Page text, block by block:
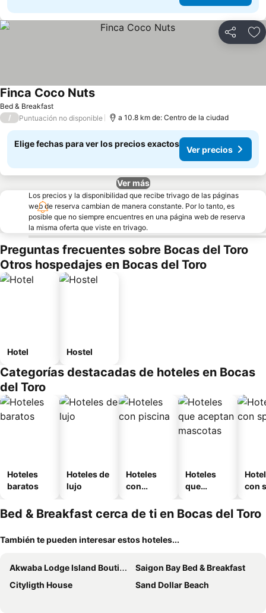
Compartir
Bed & Breakfast
Finca Coco NutsVer precios
/ Puntuación no disponible a 10.8 km de: Centro de la ciudad
Elige fechas para ver los precios exactos
Ver precios
Ver más
Los precios y la disponibilidad que recibe trivago de las páginas
web de reserva cambian de manera constante. Por lo tanto, es
posible que no siempre encuentres en una página web de reserva
la misma oferta que viste en trivago.
Preguntas frecuentes sobre Bocas del Toro
Otros hospedajes en Bocas del Toro
Hotel Hostel
Categorías destacadas de hoteles en Bocas
del Toro
Hoteles
baratos
Hoteles de
lujo
Hoteles
con
Hoteles
que
mascotas
con
Bed & Breakfast cerca de ti en Bocas del Toro
También te pueden interesar estos hoteles...
Akwaba Lodge Island Boutique Hotel
Saigon Bay Bed & Breakfast
Cityligth House
Sand Dollar Beach